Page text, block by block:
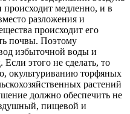
происходит медленно, и в
разложения и
происходит его
почвы. Поэтому
избыточной воды и
этого не сделать, то
окультуриванию торфяных
растений
должно обеспечить не
пищевой и